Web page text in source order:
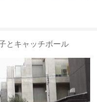
とキャッチボール